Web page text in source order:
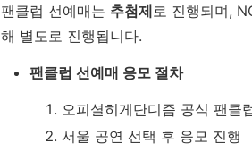
팬클럽 선예매는 추첨제 로 진행되며,
해 별도로 진행됩니다.
팬클럽 선예매 응모 절차
오피셜히게단디즘 공식 팬클
서울 공연 선택 후 응모 진행